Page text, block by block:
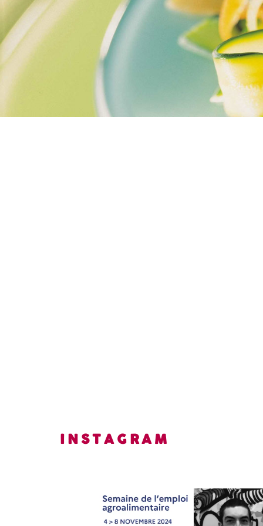
INSTAGRAM